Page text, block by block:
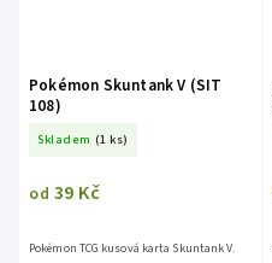
Pokémon Skuntank V (SIT
108)
Skladem (1 ks)
od 39 Kč
Pokémon TCG kusová karta Skuntank V.